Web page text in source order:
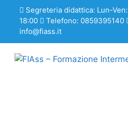
Segreteria didattica: Lun-
18:00
Telefono: 0859395140
info@fiass.it